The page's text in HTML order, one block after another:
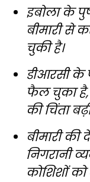
इबोला के
बीमारी से
चुकी है।
डीआरसी के
फैल चुका है,
की चिंता
बीमारी
निगरानी
कोशिशों